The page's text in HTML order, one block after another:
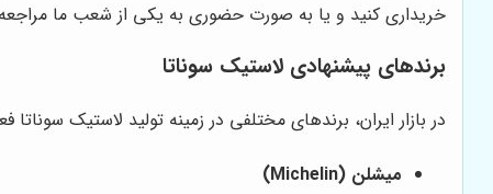
خریداری کنید و یا به صورت حضوری به یکی از شعب ما
برندهای پیشنهادی لاستیک سوناتا
در بازار ایران، برندهای مختلفی در زمینه تولید لاستیک
میشلن (Michelin)